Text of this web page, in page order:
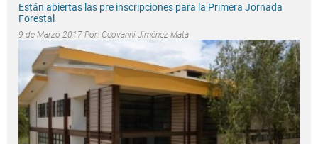
Están abiertas las pre inscripciones para la Primera Jornada
Forestal
9 de Marzo 2017 Por: Geovanni Jiménez Mata